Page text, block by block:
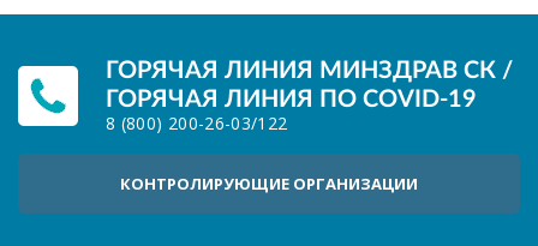
ГОРЯЧАЯ ЛИНИЯ МИНЗДРАВ СК /
ГОРЯЧАЯ ЛИНИЯ ПО COVID-19
8 (800) 200-26-03/122
КОНТРОЛИРУЮЩИЕ ОРГАНИЗАЦИИ